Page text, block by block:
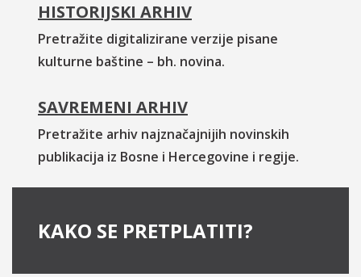
HISTORIJSKI ARHIV
Pretražite digitalizirane verzije pisane
kulturne baštine – bh. novina.
SAVREMENI ARHIV
Pretražite arhiv najznačajnijih novinskih
publikacija iz Bosne i Hercegovine i regije.
KAKO SE PRETPLATITI?